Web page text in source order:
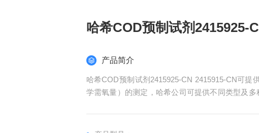
产品简介
哈希COD预制试剂2415925-CN 2415915-CN可提供多种型号的分光光度计和比色计及进行 COD（化
学需氧量）的测定，哈希公司可提供不同类型及